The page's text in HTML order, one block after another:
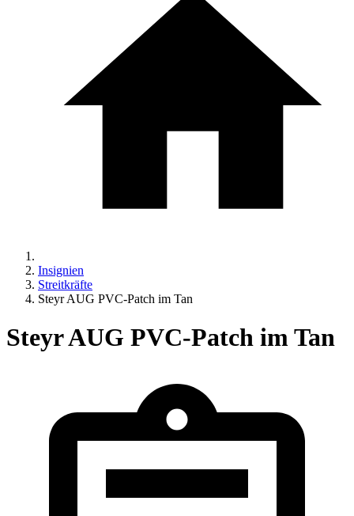
Insignien
Streitkräfte
Steyr AUG PVC-Patch im Tan
Steyr AUG PVC-Patch im Tan